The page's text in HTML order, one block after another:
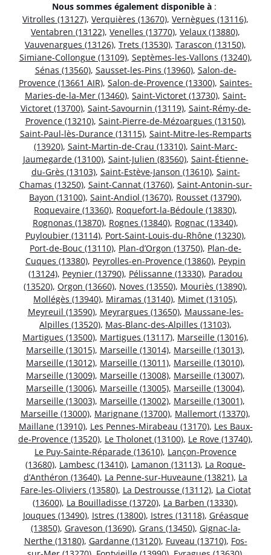
Nous sommes également disponible à :
Vitrolles (13127), Verquières (13670), Vernègues (13116),
Ventabren (13122), Venelles (13770), Velaux (13880),
Vauvenargues (13126), Trets (13530), Tarascon (13150),
Simiane-Collongue (13109), Septèmes-les-Vallons (13240),
Sénas (13560), Sausset-les-Pins (13960), Salon-de-
Provence (13661 AIR), Salon-de-Provence (13300), Saintes-
Maries-de-la-Mer (13460), Saint-Victoret (13730), Saint-
Victoret (13700), Saint-Savournin (13119), Saint-Rémy-de-
Provence (13210), Saint-Pierre-de-Mézoargues (13150),
Saint-Paul-lès-Durance (13115), Saint-Mitre-les-Remparts
(13920), Saint-Martin-de-Crau (13310), Saint-Marc-
Jaumegarde (13100), Saint-Julien (83560), Saint-Étienne-
du-Grès (13103), Saint-Estève-Janson (13610), Saint-
Chamas (13250), Saint-Cannat (13760), Saint-Antonin-sur-
Bayon (13100), Saint-Andiol (13670), Rousset (13790),
Roquevaire (13360), Roquefort-la-Bédoule (13830),
Rognonas (13870), Rognes (13840), Rognac (13340),
Puyloubier (13114), Port-Saint-Louis-du-Rhône (13230),
Port-de-Bouc (13110), Plan-d’Orgon (13750), Plan-de-
Cuques (13380), Peyrolles-en-Provence (13860), Peypin
(13124), Peynier (13790), Pélissanne (13330), Paradou
(13520), Orgon (13660), Noves (13550), Mouriès (13890),
Mollégès (13940), Miramas (13140), Mimet (13105),
Meyreuil (13590), Meyrargues (13650), Maussane-les-
Alpilles (13520), Mas-Blanc-des-Alpilles (13103),
Martigues (13500), Martigues (13117), Marseille (13016),
Marseille (13015), Marseille (13014), Marseille (13013),
Marseille (13012), Marseille (13011), Marseille (13010),
Marseille (13009), Marseille (13008), Marseille (13007),
Marseille (13006), Marseille (13005), Marseille (13004),
Marseille (13003), Marseille (13002), Marseille (13001),
Marseille (13000), Marignane (13700), Mallemort (13370),
Maillane (13910), Les Pennes-Mirabeau (13170), Les Baux-
de-Provence (13520), Le Tholonet (13100), Le Rove (13740),
Le Puy-Sainte-Réparade (13610), Lançon-Provence
(13680), Lambesc (13410), Lamanon (13113), La Roque-
d’Anthéron (13640), La Penne-sur-Huveaune (13821), La
Fare-les-Oliviers (13580), La Destrousse (13112), La Ciotat
(13600), La Bouilladisse (13720), La Barben (13330),
Jouques (13490), Istres (13800), Istres (13118), Gréasque
(13850), Graveson (13690), Grans (13450), Gignac-la-
Nerthe (13180), Gardanne (13120), Fuveau (13710), Fos-